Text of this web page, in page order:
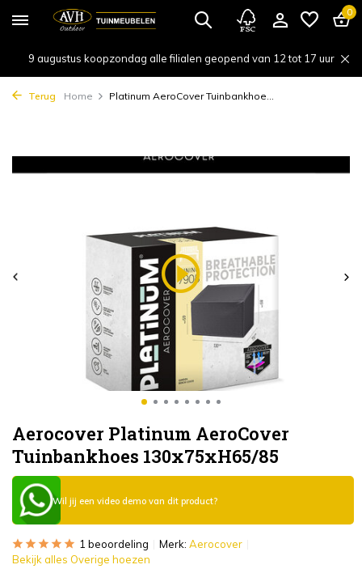
0
9 augustus koopzondag alle filialen geopend van 12 tot 17 uur
Terug Home Platinum AeroCover Tuinbankhoe...
Aerocover Platinum AeroCover
Tuinbankhoes 130x75xH65/85
Wil jij een video demo van dit product?
1 beoordeling Merk: Aerocover
Bekijk alles Overige hoezen